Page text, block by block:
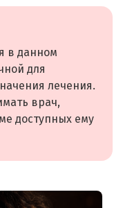
в данном
для
лечения.
врач,
доступных ему